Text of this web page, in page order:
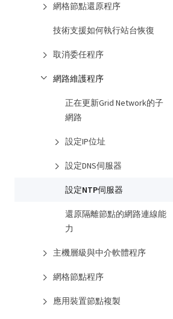
網格節點還原程序
技術支援如何執行站台恢復
取消委任程序
網路維護程序
正在更新Grid Network的子
網路
設定IP位址
設定DNS伺服器
設定NTP伺服器
還原隔離節點的網路連線能
力
主機層級與中介軟體程序
網格節點程序
應用裝置節點複製